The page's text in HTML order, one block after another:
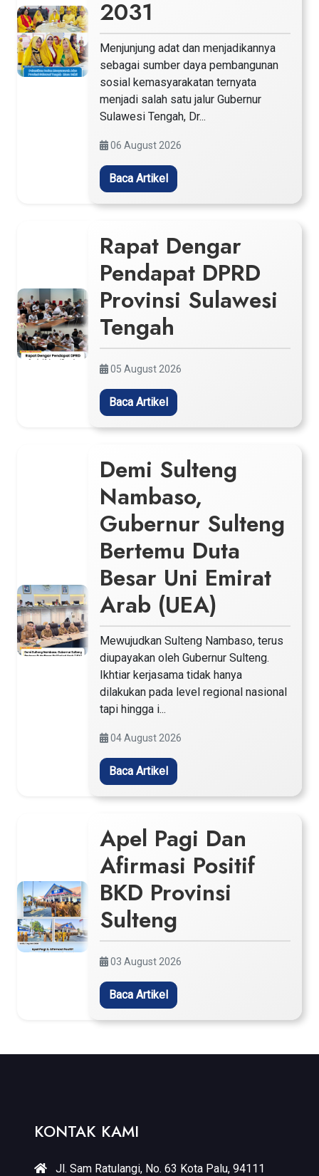
2031
Menjunjung adat dan menjadikannya
sebagai sumber daya pembangunan
sosial kemasyarakatan ternyata
menjadi salah satu jalur Gubernur
Sulawesi Tengah, Dr...
06 August 2026
Baca Artikel
Rapat Dengar
Pendapat DPRD
Provinsi Sulawesi
Tengah
05 August 2026
Baca Artikel
Demi Sulteng
Nambaso,
Gubernur Sulteng
Bertemu Duta
Besar Uni Emirat
Arab (UEA)
Mewujudkan Sulteng Nambaso, terus
diupayakan oleh Gubernur Sulteng.
Ikhtiar kerjasama tidak hanya
dilakukan pada level regional nasional
tapi hingga i...
04 August 2026
Baca Artikel
Apel Pagi Dan
Afirmasi Positif
BKD Provinsi
Sulteng
03 August 2026
Baca Artikel
KONTAK KAMI
Jl. Sam Ratulangi, No. 63 Kota Palu, 94111